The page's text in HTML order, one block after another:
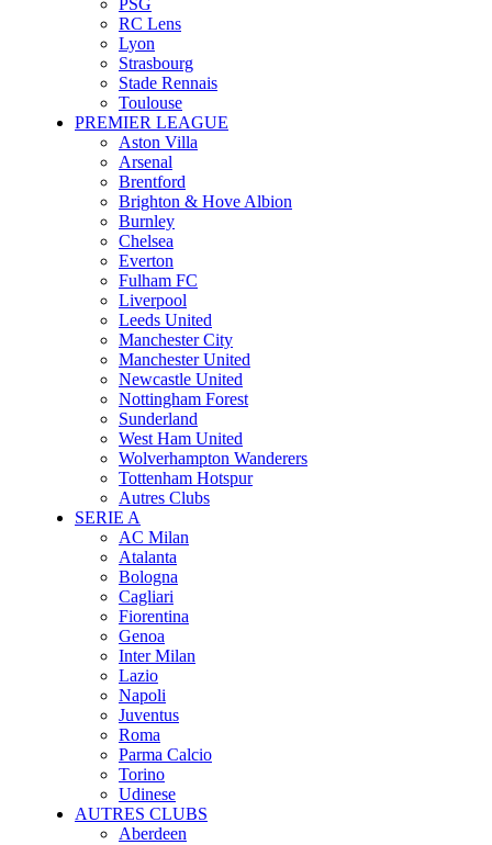
PSG
RC Lens
Lyon
Strasbourg
Stade Rennais
Toulouse
PREMIER LEAGUE
Aston Villa
Arsenal
Brentford
Brighton & Hove Albion
Burnley
Chelsea
Everton
Fulham FC
Liverpool
Leeds United
Manchester City
Manchester United
Newcastle United
Nottingham Forest
Sunderland
West Ham United
Wolverhampton Wanderers
Tottenham Hotspur
Autres Clubs
SERIE A
AC Milan
Atalanta
Bologna
Cagliari
Fiorentina
Genoa
Inter Milan
Lazio
Napoli
Juventus
Roma
Parma Calcio
Torino
Udinese
AUTRES CLUBS
Aberdeen